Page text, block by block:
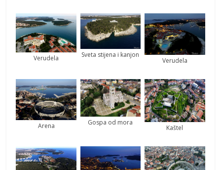
Verudela Sveta stijena i kanjon
Verudela
Arena Gospa od mora
Kaštel